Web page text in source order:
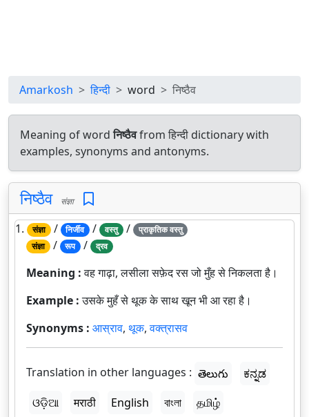
Amarkosh हिन्दी word निष्ठैव
Meaning of wordनिष्ठैवfrom हिन्दी dictionary with
examples, synonyms and antonyms.
निष्ठैव संज्ञा
1. संज्ञा / निर्जीव / वस्तु /
प्राकृतिक वस्तु
संज्ञा / रूप / द्रव
Meaning :वह गाढ़ा, लसीला सफ़ेद रस जो मुँह से निकलता है।
Example :उसके मुहँ से थूक के साथ खून भी आ रहा है।
Synonyms : आस्राव, थूक,वक्त्रासव
Translation in other languages : తెలుగు
ಕನ್ನಡ
ଓଡ଼ିଆ
मराठी English বাংলা
தமிழ்